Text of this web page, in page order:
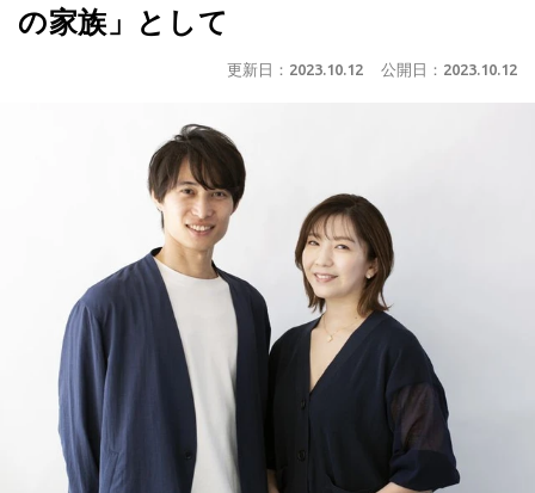
の家族」として
更新日： 2023.10.12 公開日： 2023.10.12